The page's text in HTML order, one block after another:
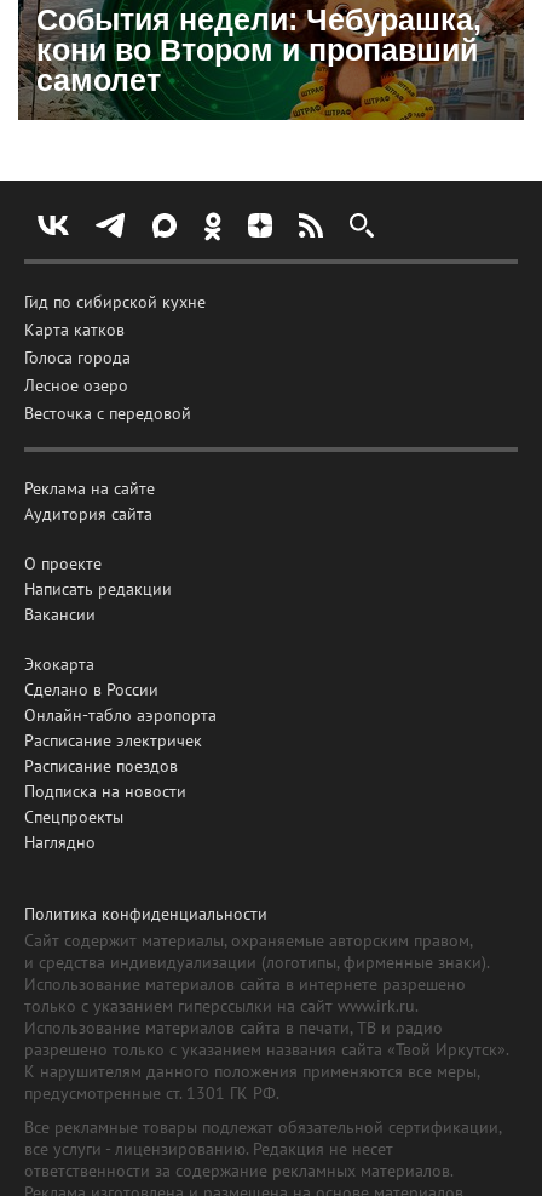
События недели: Чебурашка,
кони во Втором и пропавший
самолет
Гид по сибирской кухне
Карта катков
Голоса города
Лесное озеро
Весточка с передовой
Реклама на сайте
Аудитория сайта
О проекте
Написать редакции
Вакансии
Экокарта
Сделано в России
Онлайн-табло аэропорта
Расписание электричек
Расписание поездов
Подписка на новости
Спецпроекты
Наглядно
Политика конфиденциальности
Сайт содержит материалы, охраняемые авторским правом,
и средства индивидуализации (логотипы, фирменные знаки).
Использование материалов сайта в интернете разрешено
только с указанием гиперссылки на сайт www.irk.ru.
Использование материалов сайта в печати, ТВ и радио
разрешено только с указанием названия сайта «Твой Иркутск».
К нарушителям данного положения применяются все меры,
предусмотренные ст. 1301 ГК РФ.
Все рекламные товары подлежат обязательной сертификации,
все услуги - лицензированию. Редакция не несет
ответственности за содержание рекламных материалов.